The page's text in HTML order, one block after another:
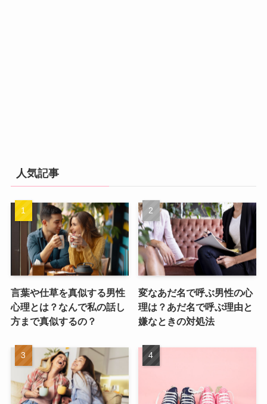
人気記事
言葉や仕草を真似する男性
心理とは？なんで私の話し
方まで真似するの？
変なあだ名で呼ぶ男性の心
理は？あだ名で呼ぶ理由と
嫌なときの対処法